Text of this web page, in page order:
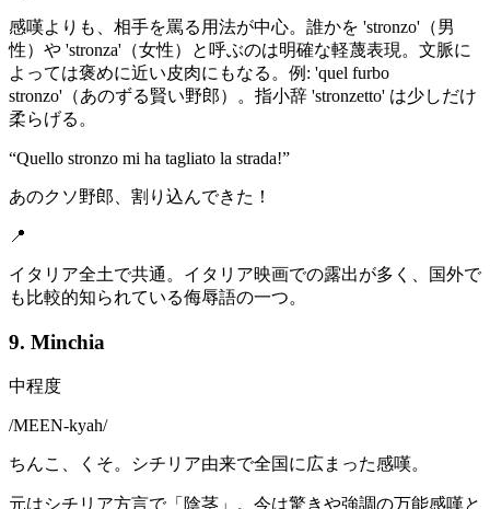
感嘆よりも、相手を罵る用法が中心。誰かを 'stronzo'（男
性）や 'stronza'（女性）と呼ぶのは明確な軽蔑表現。文脈に
よっては褒めに近い皮肉にもなる。例: 'quel furbo
stronzo'（あのずる賢い野郎）。指小辞 'stronzetto' は少しだけ
柔らげる。
“Quello stronzo mi ha tagliato la strada!”
あのクソ野郎、割り込んできた！
📍
イタリア全土で共通。イタリア映画での露出が多く、国外で
も比較的知られている侮辱語の一つ。
9. Minchia
中程度
/MEEN-kyah/
ちんこ、くそ。シチリア由来で全国に広まった感嘆。
元はシチリア方言で「陰茎」。今は驚きや強調の万能感嘆と